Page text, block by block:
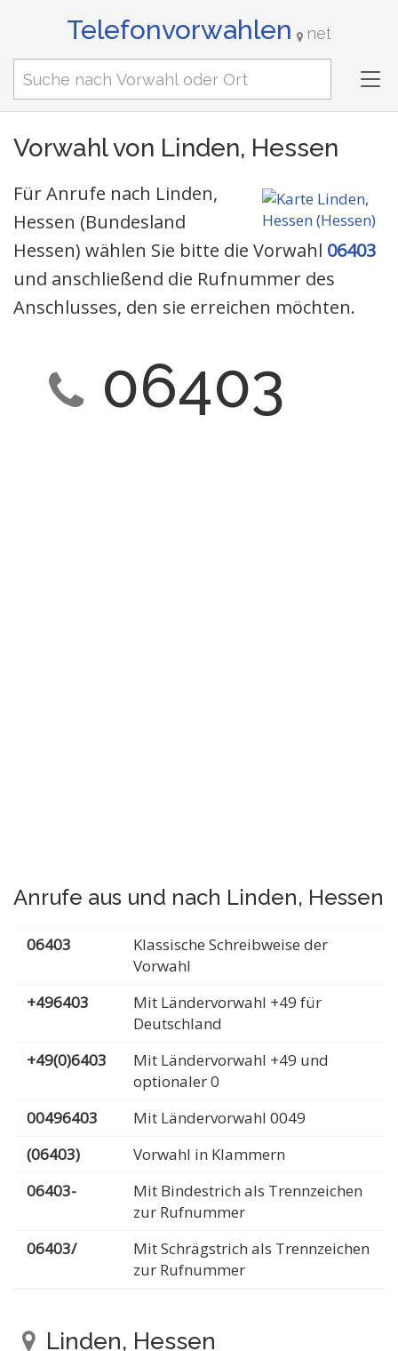
Telefonvorwahlen net
Vorwahl von Linden, Hessen
Für Anrufe nach Linden,
Hessen (Bundesland
Hessen) wählen Sie bitte die Vorwahl 06403
und anschließend die Rufnummer des
Anschlusses, den sie erreichen möchten.
06403
Anrufe aus und nach Linden, Hessen
06403
Klassische Schreibweise der
Vorwahl
+496403
Mit Ländervorwahl +49 für
Deutschland
+49(0)6403
Mit Ländervorwahl +49 und
optionaler 0
00496403
Mit Ländervorwahl 0049
(06403)
Vorwahl in Klammern
06403-
Mit Bindestrich als Trennzeichen
zur Rufnummer
06403/
Mit Schrägstrich als Trennzeichen
zur Rufnummer
Linden, Hessen